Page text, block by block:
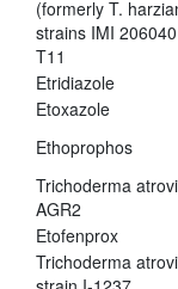
(formerly T.
strains IMI
T11
Etridiazole
Etoxazole
Ethoprophos
Trichoderma
AGR2
Etofenprox
Trichoderma